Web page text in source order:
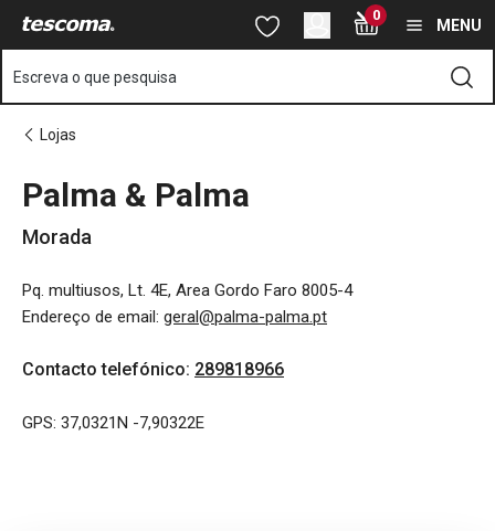
Saltar para o conteúdo principal
Saltar para a pesquisa
Saltar para a navegação 0
MENU
Escreva o que pesquisa
Lojas
Palma & Palma
Morada
Pq. multiusos, Lt. 4E, Area Gordo Faro 8005-4
Endereço de email: geral@palma-palma.pt
Contacto telefónico: 289818966
GPS: 37,0321N -7,90322E